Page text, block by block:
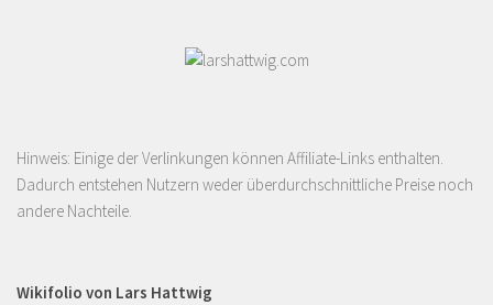
Hinweis: Einige der Verlinkungen können Affiliate-Links enthalten.
Dadurch entstehen Nutzern weder überdurchschnittliche Preise noch
andere Nachteile.
Wikifolio von Lars Hattwig